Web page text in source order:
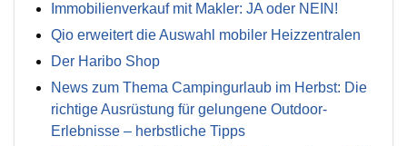
Immobilienverkauf mit Makler: JA oder NEIN!
Qio erweitert die Auswahl mobiler Heizzentralen
Der Haribo Shop
News zum Thema Campingurlaub im Herbst: Die
richtige Ausrüstung für gelungene Outdoor-
Erlebnisse – herbstliche Tipps